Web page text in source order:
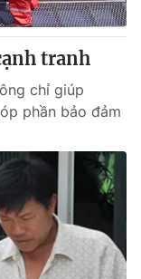
có sự chấp
phát hành lại
tranh
chỉ giúp
phần bảo đảm